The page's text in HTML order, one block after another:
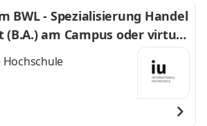
BWL - Spezialisierung Handel
am Campus oder virtuel